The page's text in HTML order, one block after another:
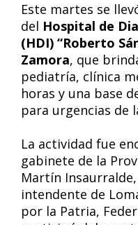
Este martes se
del Hospital de
(HDI) “Roberto
Zamora, que
pediatría, clínica
horas y una base
para urgencias de
La actividad fue
gabinete de la
Martín
intendente de
por la Patria,